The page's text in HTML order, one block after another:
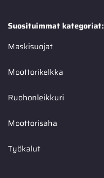
Suosituimmat kategoriat:
Maskisuojat
Moottorikelkka
Ruohonleikkuri
Moottorisaha
Työkalut